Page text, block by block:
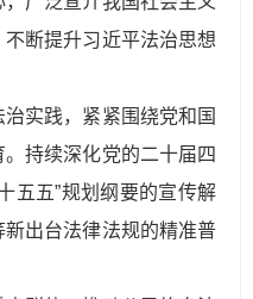
断提升习近平法治思想
治实践，紧紧围绕党和国
持续深化党的二十届四
五五”规划纲要的宣传解
出台法律法规的精准普